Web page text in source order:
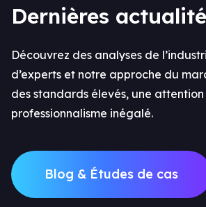
Dernières
Découvrez des analyses de
d’experts et notre approche du
des standards élevés, une
professionnalisme inégalé.
Blog & Études de cas